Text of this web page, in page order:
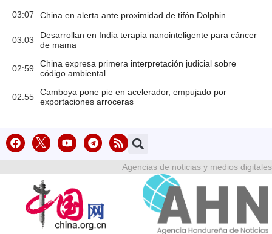
03:07 China en alerta ante proximidad de tifón Dolphin
03:03
Desarrollan en India terapia nanointeligente para cáncer
de mama
02:59
China expresa primera interpretación judicial sobre
código ambiental
02:55
Camboya pone pie en acelerador, empujado por
exportaciones arroceras
Agencias de noticias y medios digitales